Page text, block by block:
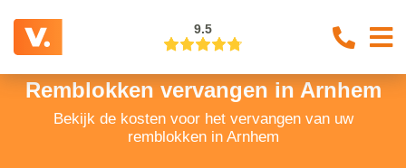
9.5
Remblokken vervangen in Arnhem
Bekijk de kosten voor het vervangen van uw
remblokken in Arnhem